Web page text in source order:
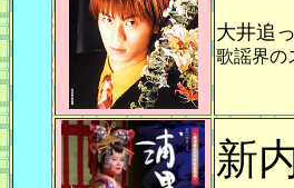
大井追
歌謡界の
新